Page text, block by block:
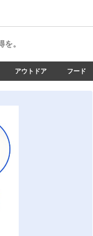
。
アウトドア フード